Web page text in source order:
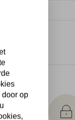
door op